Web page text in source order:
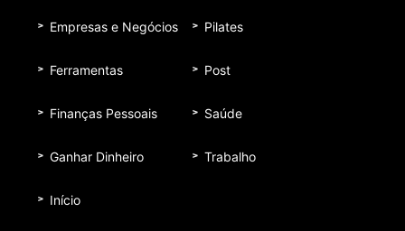
Empresas e Negócios
Ferramentas
Finanças Pessoais
Ganhar Dinheiro
Início
Pilates
Post
Saúde
Trabalho